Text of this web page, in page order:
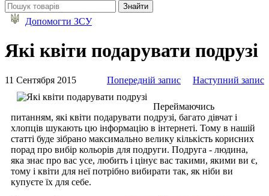
Допомогти ЗСУ
Які квіти подарувати подрузі
Попередній запис Наступний запис
11 Сентября 2015
Переймаючись
питанням, які квіти подарувати подрузі, багато дівчат і
хлопців шукають цю інформацію в інтернеті. Тому в нашій
статті буде зібрано максимально велику кількість корисних
порад про вибір кольорів для подруги. Подруга - людина,
яка знає про вас усе, любить і цінує вас такими, якими ви є,
тому і квіти для неї потрібно вибирати так, як ніби ви
купуєте їх для себе.